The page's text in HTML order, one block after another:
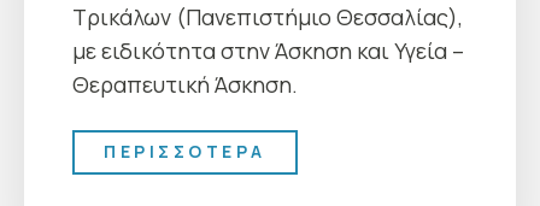
Τρικάλων (Πανεπιστήμιο Θεσσαλίας),
με ειδικότητα στην Άσκηση και Υγεία –
Θεραπευτική Άσκηση.
ΠΕΡΙΣΣΟΤΕΡΑ